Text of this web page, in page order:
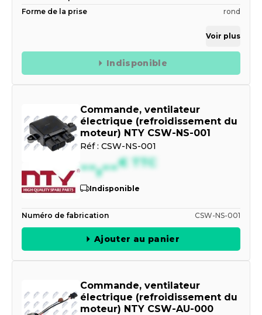
Forme de la prise
rond
Voir plus
Indisponible
Commande, ventilateur
électrique (refroidissement du
moteur) NTY CSW-NS-001
Réf : CSW-NS-001
--,--€ TTC
Indisponible
Numéro de fabrication CSW-NS-001
Ajouter au panier
Commande, ventilateur
électrique (refroidissement du
moteur) NTY CSW-AU-000